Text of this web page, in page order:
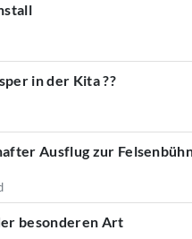
in der Kita ??
Ausflug zur
besonderen Art